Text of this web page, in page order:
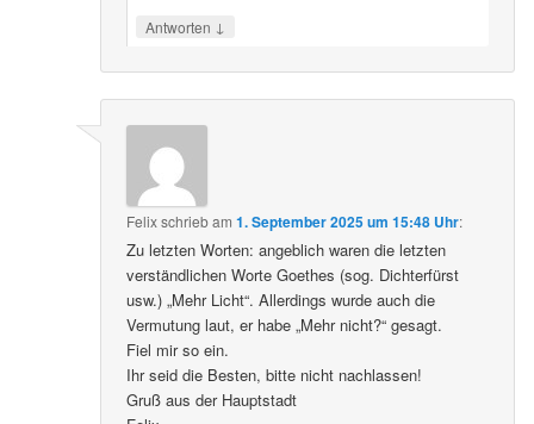
Antworten ↓
Felixschriebam1. September 2025 um 15:48 Uhr:
Zu letzten Worten: angeblich waren die letzten
verständlichen Worte Goethes (sog. Dichterfürst
usw.) „Mehr Licht“. Allerdings wurde auch die
Vermutung laut, er habe „Mehr nicht?“ gesagt.
Fiel mir so ein.
Ihr seid die Besten, bitte nicht nachlassen!
Gruß aus der Hauptstadt